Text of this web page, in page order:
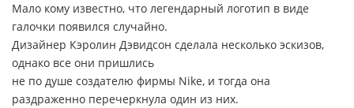
Мало кому известно, что легендарный логотип в виде
галочки появился случайно.
Дизайнер Кэролин Дэвидсон сделала несколько эскизов,
однако все они пришлись
не по душе создателю фирмы Nike, и тогда она
раздраженно перечеркнула один из них.